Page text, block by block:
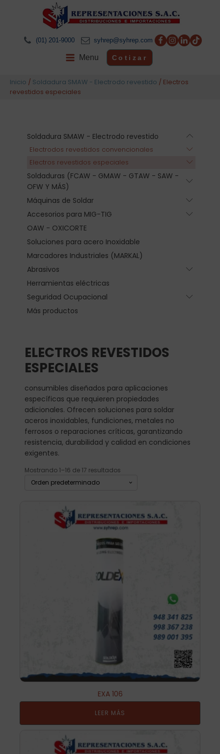
(01) 201-9000 syhrep@syhrep.com
Menu Cotizar
Inicio / Soldadura SMAW - Electrodo revestido / Electros
revestidos especiales
Soldadura SMAW - Electrodo revestido
Electrodos revestidos convencionales
Electros revestidos especiales
Soldaduras (FCAW - GMAW - GTAW - SAW -
OFW Y MÁS)
Máquinas de Soldar
Accesorios para MIG-TIG
OAW - OXICORTE
Soluciones para acero Inoxidable
Marcadores Industriales (MARKAL)
Abrasivos
Herramientas eléctricas
Seguridad Ocupacional
Más productos
ELECTROS REVESTIDOS
ESPECIALES
consumibles diseñados para aplicaciones
específicas que requieren propiedades
adicionales. Ofrecen soluciones para soldar
aceros inoxidables, fundiciones, metales no
ferrosos o reparaciones críticas, garantizando
resistencia, durabilidad y calidad en condiciones
exigentes.
Mostrando 1–16 de 17 resultados
EXA 106
LEER MÁS